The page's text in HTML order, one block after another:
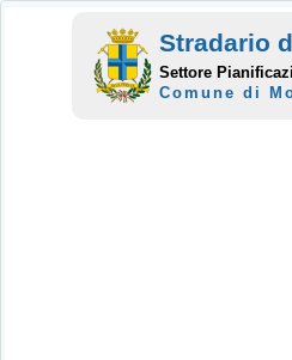
Stradario
Settore
Comune di